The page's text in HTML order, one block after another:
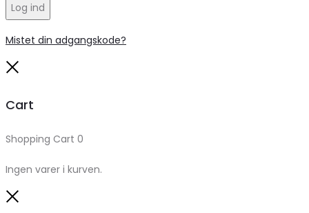
Log ind
Mistet din adgangskode?
Cart
Shopping Cart 0
Ingen varer i kurven.